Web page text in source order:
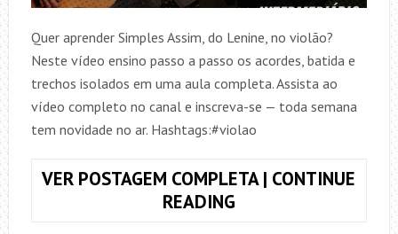
Quer aprender Simples Assim, do Lenine, no violão?
Neste vídeo ensino passo a passo os acordes, batida e
trechos isolados em uma aula completa. Assista ao
vídeo completo no canal e inscreva-se — toda semana
tem novidade no ar. Hashtags:#violao
VER POSTAGEM COMPLETA | CONTINUE
READINGCOMO